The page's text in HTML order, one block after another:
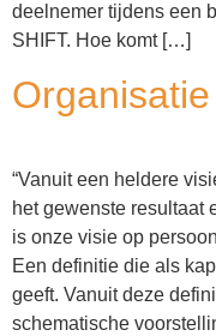
deelnemer tijdens een
SHIFT. Hoe komt […]
“Vanuit een heldere
het gewenste resultaat
is onze visie op
Een definitie die als
geeft. Vanuit deze
schematische